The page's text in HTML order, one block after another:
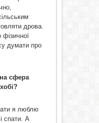
дрова.
думати про
сфера
я люблю
спати. А